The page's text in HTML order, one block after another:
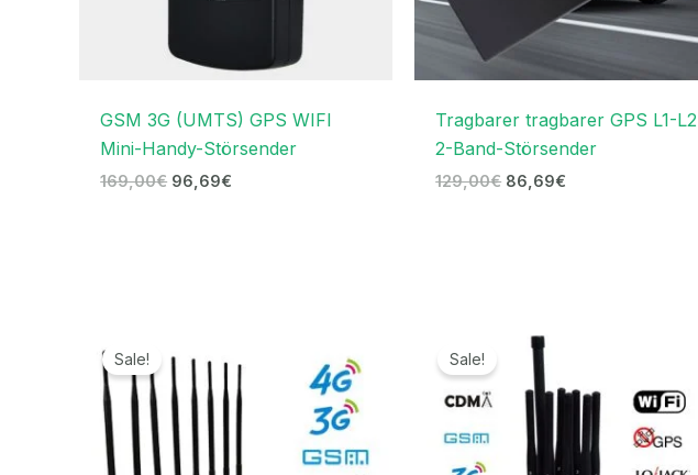
GSM 3G (UMTS) GPS WIFI
Mini-Handy-Störsender
169,00€ 96,69€
Tragbarer tragbarer GPS L1-L2
2-Band-Störsender
129,00€ 86,69€
Sale!
war:
1.299,00€ 669,99€.
Sale!
Preis
war:
499,00€259,99€.